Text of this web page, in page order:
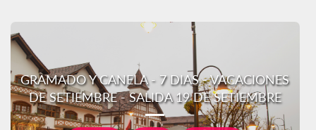
GRAMADO Y CANELA - 7 DIAS - VACACIONES
DE SETIEMBRE - SALIDA 19 DE SETIEMBRE